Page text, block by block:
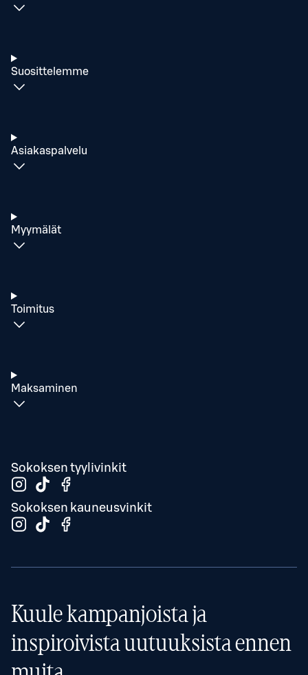
Suosittelemme
Asiakaspalvelu
Myymälät
Toimitus
Maksaminen
Sokoksen tyylivinkit
Sokoksen kauneusvinkit
Kuule kampanjoista ja
inspiroivista uutuuksista ennen